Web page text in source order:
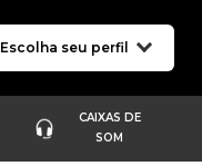
Escolha seu perfil
CAIXAS DE
SOM